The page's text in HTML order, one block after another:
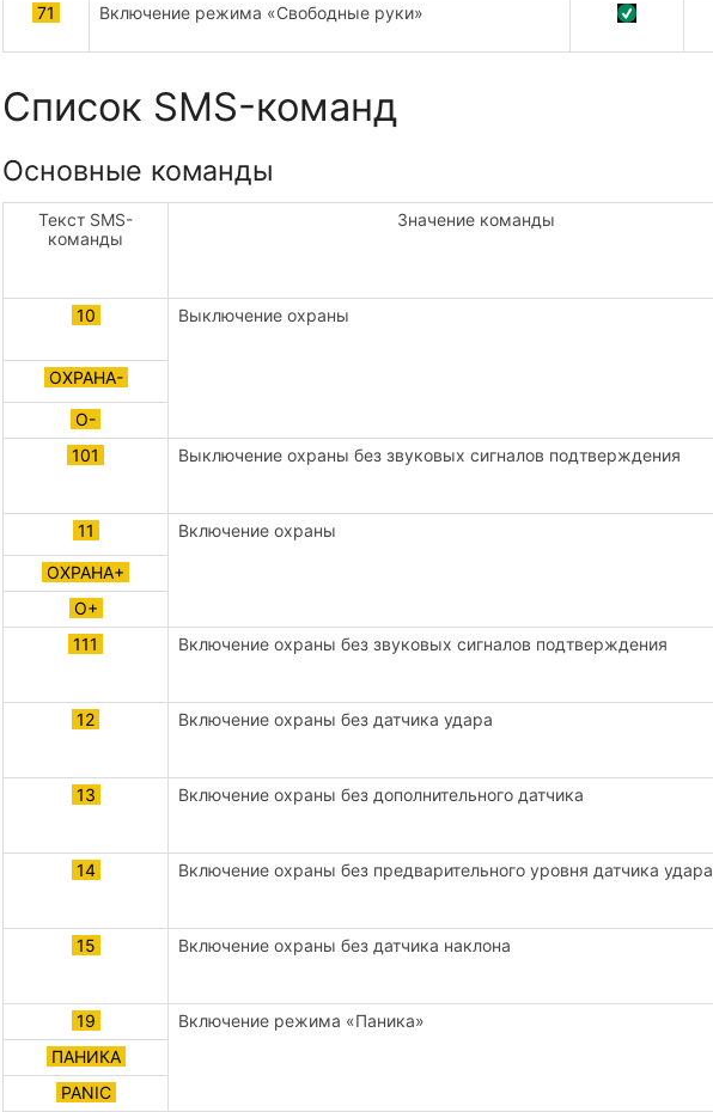
71 Включение режима «Свободные руки»
Список SMS-команд
Основные команды
Текст SMS-
команды
Значение команды
10
Выключение охраны
ОХРАНА-
О-
101
Выключение охраны без звуковых сигналов подтверждения
11 Включение охраны
ОХРАНА+
О+
111
Включение охраны без звуковых сигналов подтверждения
12 Включение охраны без датчика удара
13 Включение охраны без дополнительного датчика
14 Включение охраны без предварительного уровня датчика удара
15 Включение охраны без датчика наклона
19
Включение режима «Паника»
ПАНИКА
PANIC